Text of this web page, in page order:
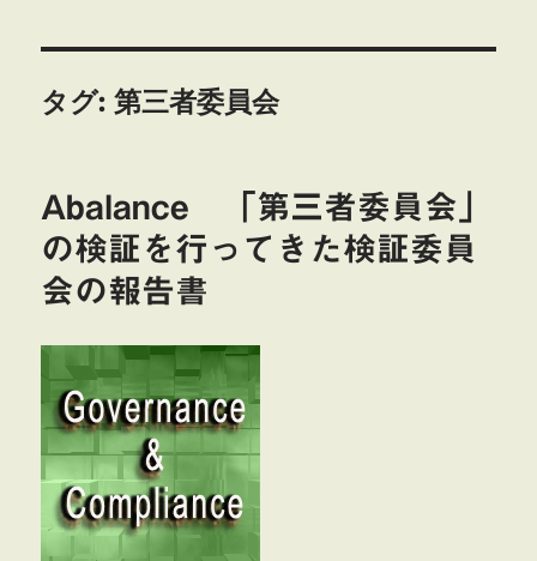
タグ:第三者委員会
Abalance 「第三者委員会」
の検証を行ってきた検証委員
会の報告書